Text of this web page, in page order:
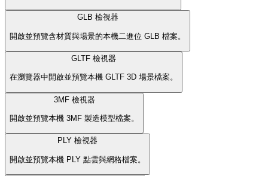
GLB 檢視器
開啟並預覽含材質與場景的本機二進位 GLB 檔案。
GLTF 檢視器
在瀏覽器中開啟並預覽本機 GLTF 3D 場景檔案。
3MF 檢視器
開啟並預覽本機 3MF 製造模型檔案。
PLY 檢視器
開啟並預覽本機 PLY 點雲與網格檔案。